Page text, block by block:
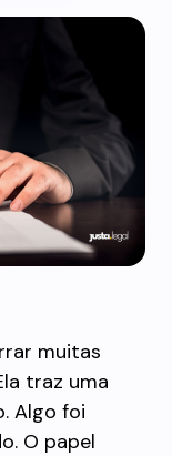
muitas
traz uma
Algo foi
O papel